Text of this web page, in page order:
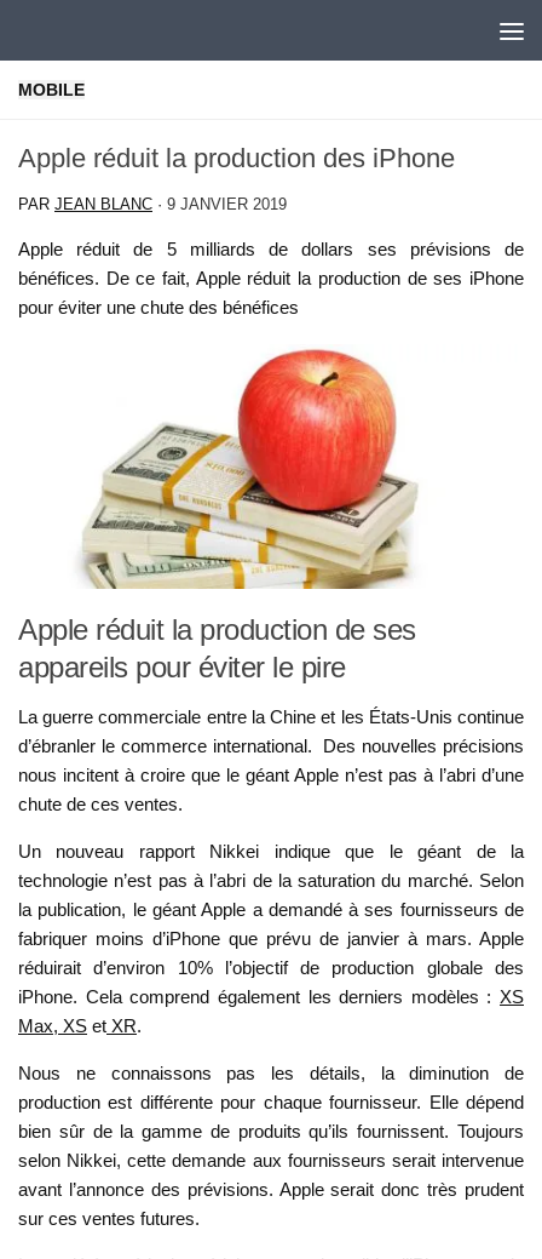
MOBILE
Apple réduit la production des iPhone
PAR JEAN BLANC · 9 JANVIER 2019
Apple réduit de 5 milliards de dollars ses prévisions de
bénéfices. De ce fait, Apple réduit la production de ses iPhone
pour éviter une chute des bénéfices
Apple réduit la production de ses
appareils pour éviter le pire
La guerre commerciale entre la Chine et les États-Unis continue
d’ébranler le commerce international. Des nouvelles précisions
nous incitent à croire que le géant Apple n’est pas à l’abri d’une
chute de ces ventes.
Un nouveau rapport Nikkei indique que le géant de la
technologie n’est pas à l’abri de la saturation du marché. Selon
la publication, le géant Apple a demandé à ses fournisseurs de
fabriquer moins d’iPhone que prévu de janvier à mars. Apple
réduirait d’environ 10% l’objectif de production globale des
iPhone. Cela comprend également les derniers modèles : XS
Max, XS et XR.
Nous ne connaissons pas les détails, la diminution de
production est différente pour chaque fournisseur. Elle dépend
bien sûr de la gamme de produits qu’ils fournissent. Toujours
selon Nikkei, cette demande aux fournisseurs serait intervenue
avant l’annonce des prévisions. Apple serait donc très prudent
sur ces ventes futures.